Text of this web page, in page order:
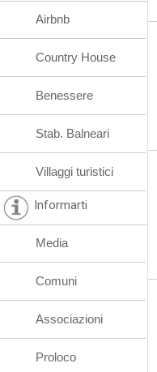
Airbnb
Country House
Benessere
Stab. Balneari
Villaggi turistici
Informarti
Media
Comuni
Associazioni
Proloco